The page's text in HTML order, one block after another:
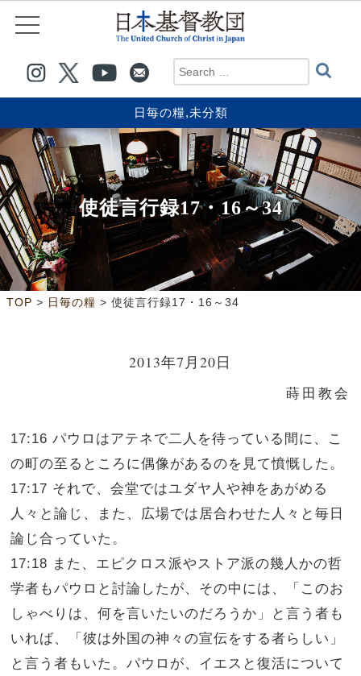
日毎の糧,未分類
使徒言行録17・16～34
TOP > 日毎の糧 > 使徒言行録17・16～34
2013年7月20日
蒔田教会
17:16 パウロはアテネで二人を待っている間に、こ
の町の至るところに偶像があるのを見て憤慨した。
17:17 それで、会堂ではユダヤ人や神をあがめる
人々と論じ、また、広場では居合わせた人々と毎日
論じ合っていた。
17:18 また、エピクロス派やストア派の幾人かの哲
学者もパウロと討論したが、その中には、「このお
しゃべりは、何を言いたいのだろうか」と言う者も
いれば、「彼は外国の神々の宣伝をする者らしい」
と言う者もいた。パウロが、イエスと復活について